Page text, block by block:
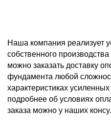
Наша компания реализует
собственного
можно заказать доставку
фундамента любой
характеристиках усиленных
подробнее об условиях
заказа можно у наших